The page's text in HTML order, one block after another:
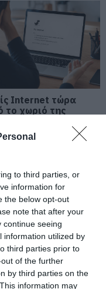
to third parties, or
information for
the below opt-out
note that after your
continue seeing
information utilized by
third parties prior to
of the further
by third parties on the
information may
Internet τώρα
το χωριό της
και βαθιά
στην Εύβοια!
τον Όσιο